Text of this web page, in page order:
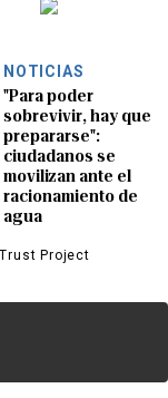
NOTICIAS
"Para poder
sobrevivir, hay que
prepararse":
ciudadanos se
movilizan ante el
racionamiento de
agua